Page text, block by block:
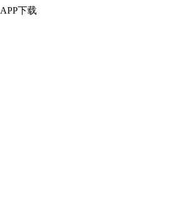
APP下载